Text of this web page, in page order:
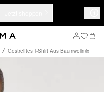
Gestreiftes T-Shirt Aus Baumwollmix